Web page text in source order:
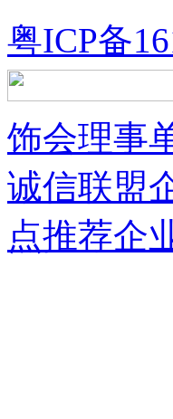
粤ICP备
饰会理事
诚信联盟
点推荐企